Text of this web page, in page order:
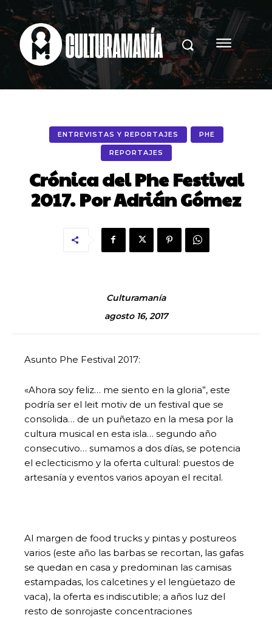
ENTREVISTAS Y REPORTAJES PHE
REPORTAJES
Crónica del Phe Festival
2017. Por Adrián Gómez
Culturamanía
agosto 16, 2017
Asunto Phe Festival 2017:
«Ahora soy feliz… me siento en la gloria”, este
podría ser el leit motiv de un festival que se
consolida… de un puñetazo en la mesa por la
cultura musical en esta isla… segundo año
consecutivo… sumamos a dos días, se potencia
el eclecticismo y la oferta cultural: puestos de
artesanía y eventos varios apoyan el recital.
Al margen de food trucks y pintas y postureos
varios (este año las barbas se recortan, las gafas
se quedan en casa y predominan las camisas
estampadas, los calcetines y el lengüetazo de
vaca), la oferta es indiscutible; a años luz del
resto de sonrojaste concentraciones